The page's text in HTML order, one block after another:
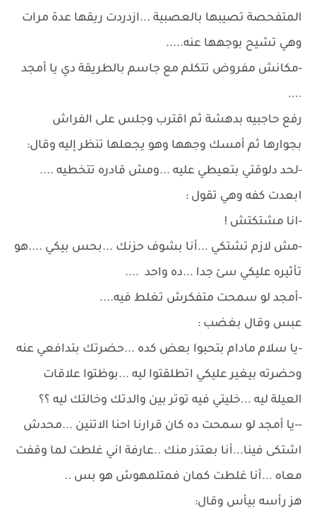
المتفحصة تصيبها بالعصبية ...ازدردت ريقها عدة مرات
وهي تشيح بوجهها عنه.....
-مكانش مفروض تتكلم مع جاسم بالطريقة دي يا أمجد
....
رفع حاجبيه بدهشة ثم اقترب وجلس على الفراش
بجوارها ثم أمسك وجهها وهو يجعلها تنظر إليه وقال:
-لحد دلوقتي بتعيطي عليه ...ومش قادره تتخطيه ....
ابعدت كفه وهي تقول :
-انا مشتكتش !
-مش لازم تشتكي ...أنا بشوف حزنك ...بحس بيكي ....هو
تأثيره عليكي سئ جدا ...ده واحد ....
-أمجد لو سمحت متفكرش تغلط فيه....
عبس وقال بغضب :
-يا سلام مادام بتحبوا بعض كده ...حضرتك بتدافعي عنه
وحضرته بيغير عليكي اتطلقتوا ليه ...بوظتوا علاقات
العيلة ليه ...خليتي فيه توتر بين والدتك وخالتك ليه ؟؟
--يا أمجد لو سمحت ده كان قرارنا احنا الاتنين ...محدش
اشتكى فينا...أنا بعتذر منك ..عارفة اني غلطت لما وقفت
معاه ...أنا غلطت كمان فمتلمهوش هو بس ..
هز رأسه بيأس وقال: